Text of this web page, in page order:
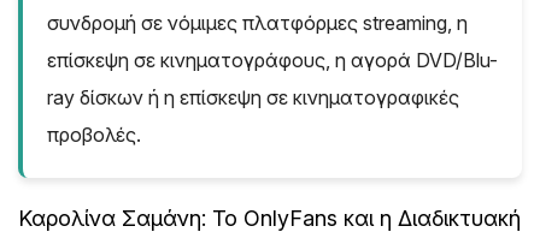
συνδρομή σε νόμιμες πλατφόρμες streaming, η
επίσκεψη σε κινηματογράφους, η αγορά DVD/Blu-
ray δίσκων ή η επίσκεψη σε κινηματογραφικές
προβολές.
Καρολίνα Σαμάνη: Το OnlyFans και η Διαδικτυακή